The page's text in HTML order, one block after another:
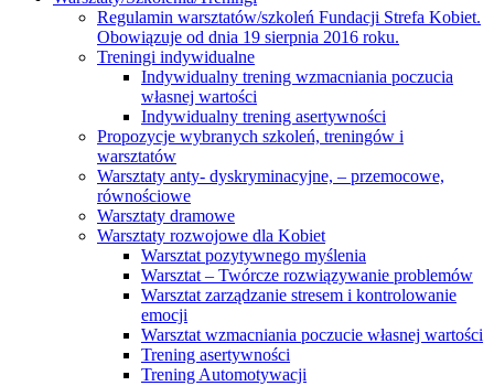
Regulamin warsztatów/szkoleń Fundacji Strefa Kobiet.
Obowiązuje od dnia 19 sierpnia 2016 roku.
Treningi indywidualne
Indywidualny trening wzmacniania poczucia
własnej wartości
Indywidualny trening asertywności
Propozycje wybranych szkoleń, treningów i
warsztatów
Warsztaty anty- dyskryminacyjne, – przemocowe,
równościowe
Warsztaty dramowe
Warsztaty rozwojowe dla Kobiet
Warsztat pozytywnego myślenia
Warsztat – Twórcze rozwiązywanie problemów
Warsztat zarządzanie stresem i kontrolowanie
emocji
Warsztat wzmacniania poczucie własnej wartości
Trening asertywności
Trening Automotywacji